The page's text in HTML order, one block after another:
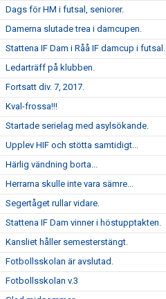
Dags för HM i futsal, seniorer.
Damerna slutade trea i damcupen.
Stattena IF Dam i Råå IF damcup i futsal.
Ledarträff på klubben.
Fortsatt div. 7, 2017.
Kval-frossa!!!
Startade serielag med asylsökande.
Upplev HIF och stötta samtidigt...
Härlig vändning borta...
Herrarna skulle inte vara sämre...
Segertåget rullar vidare.
Stattena IF Dam vinner i höstupptakten.
Kansliet håller semesterstängt.
Fotbollsskolan är avslutad.
Fotbollsskolan v.3